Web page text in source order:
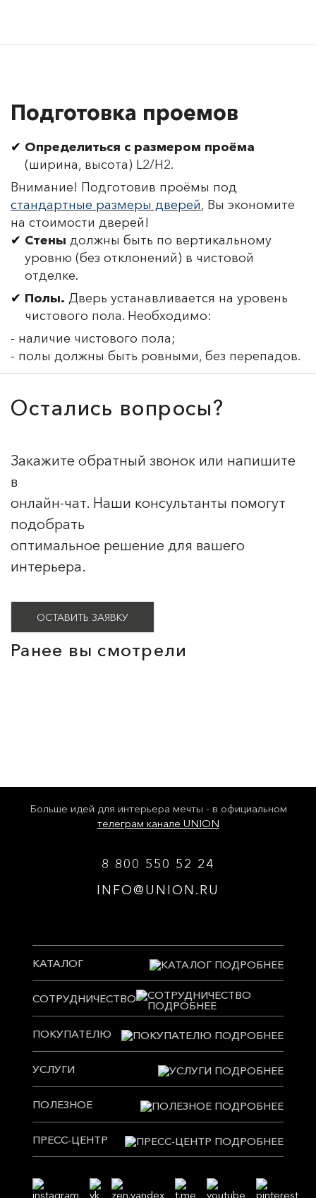
Подготовка проемов
Определиться с размером проёма
(ширина, высота) L2/H2.
Внимание! Подготовив проёмы под
стандартные размеры дверей, Вы экономите
на стоимости дверей!
Стены должны быть по вертикальному
уровню (без отклонений) в чистовой
отделке.
Полы. Дверь устанавливается на уровень
чистового пола. Необходимо:
- наличие чистового пола;
- полы должны быть ровными, без перепадов.
Остались вопросы?
Закажите обратный звонок или напишите
в
онлайн-чат. Наши консультанты помогут
подобрать
оптимальное решение для вашего
интерьера.
ОСТАВИТЬ ЗАЯВКУ
Ранее вы смотрели
Больше идей для интерьера мечты - в официальном
телеграм канале UNION
8 800 550 52 24
INFO@UNION.RU
КАТАЛОГ
СОТРУДНИЧЕСТВО
ПОКУПАТЕЛЮ
УСЛУГИ
ПОЛЕЗНОЕ
ПРЕСС-ЦЕНТР